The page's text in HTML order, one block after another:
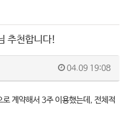
추천합니다!
04.09 19:08
계약해서 3주 이용했는데, 전체적